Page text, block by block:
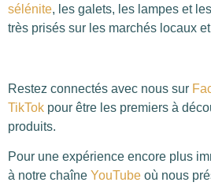
sélénite, les galets, les lampes et
très prisés sur les marchés locaux
Restez connectés avec nous sur
TikTok pour être les premiers à
produits.
Pour une expérience encore plus
à notre chaîne YouTube où nous